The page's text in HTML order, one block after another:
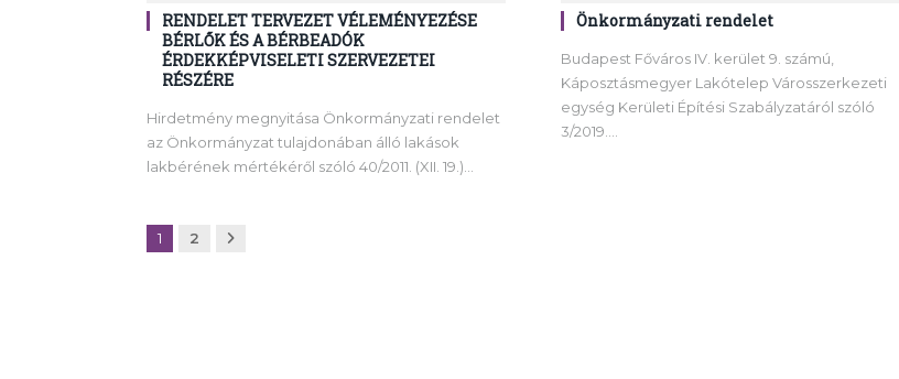
RENDELET TERVEZET VÉLEMÉNYEZÉSE
BÉRLŐK ÉS A BÉRBEADÓK
ÉRDEKKÉPVISELETI SZERVEZETEI
RÉSZÉRE
Hirdetmény megnyitása Önkormányzati rendelet
az Önkormányzat tulajdonában álló lakások
lakbérének mértékéről szóló 40/2011. (XII. 19.)…
Önkormányzati rendelet
Budapest Főváros IV. kerület 9. számú,
Káposztásmegyer Lakótelep Városszerkezeti
egység Kerületi Építési Szabályzatáról szóló
3/2019.…
1 2 Következő